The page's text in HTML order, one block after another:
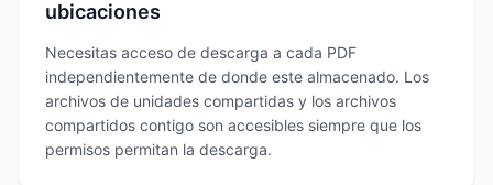
ubicaciones
Necesitas acceso de descarga a cada PDF
independientemente de donde este almacenado. Los
archivos de unidades compartidas y los archivos
compartidos contigo son accesibles siempre que los
permisos permitan la descarga.